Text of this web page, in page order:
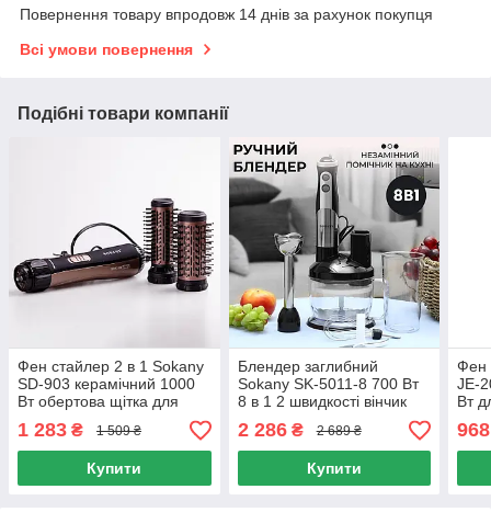
Повернення товару впродовж 14 днів за рахунок покупця
Всі умови повернення
Подібні товари компанії
Фен стайлер 2 в 1 Sokany
SD-903 керамічний 1000
Вт обертова щітка для
укладання волосся
1 283 ₴ 1 509 ₴
Купити
Блендер заглибний
Sokany SK-5011-8 700 Вт
8 в 1 2 швидкості вінчик
тертка соковичавниця
2 286₴ 2 689 ₴
Купити
Фен
JE-
Вт
968